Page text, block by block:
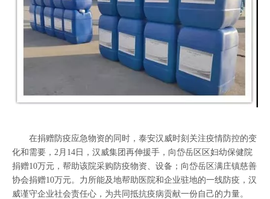
在捐赠防疫应急物资的同时，泰安汉威时刻关注疫情防控的变
化和需要，2月14日，汉威集团再伸援手，向岱岳区区妇幼保健院
捐赠10万元，帮助该院采购防疫物资、设备；向岱岳区满庄镇慈善
协会捐赠10万元。力所能及地帮助医院和企业驻地的一线防疫，汉
威谨守企业社会责任心，为共同抵抗疫病贡献一份自己的力量。